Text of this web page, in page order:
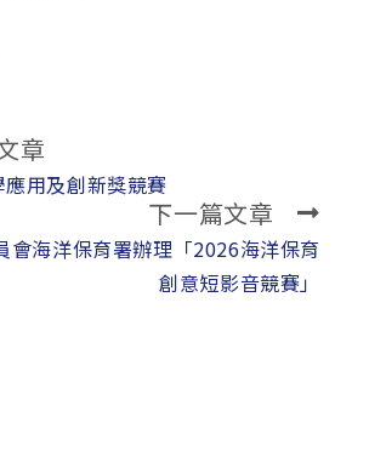
章
用及創新獎競賽
下一篇文章
會海洋保育署辦理「2026海洋保育
創意短影音競賽」